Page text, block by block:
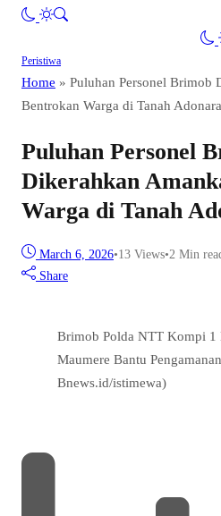
Peristiwa
Home » Puluhan Personel Brimob
Bentrokan Warga di Tanah
Puluhan Personel
Dikerahkan
Warga di Tanah
March 6, 2026•13 Views•2 Min
Share
Brimob Polda NTT Kompi 1
Maumere Bantu
Bnews.id/istimewa)